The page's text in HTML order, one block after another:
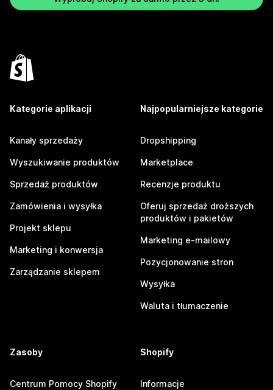
Kategorie aplikacji
Kanały sprzedaży
Wyszukiwanie produktów
Sprzedaż produktów
Zamówienia i wysyłka
Projekt sklepu
Marketing i konwersja
Zarządzanie sklepem
Najpopularniejsze kategorie
Dropshipping
Marketplace
Recenzje produktu
Oferuj sprzedaż droższych
produktów i pakietów
Marketing e-mailowy
Pozycjonowanie stron
Wysyłka
Waluta i tłumaczenie
Zasoby
Centrum Pomocy Shopify
Shopify
Informacje